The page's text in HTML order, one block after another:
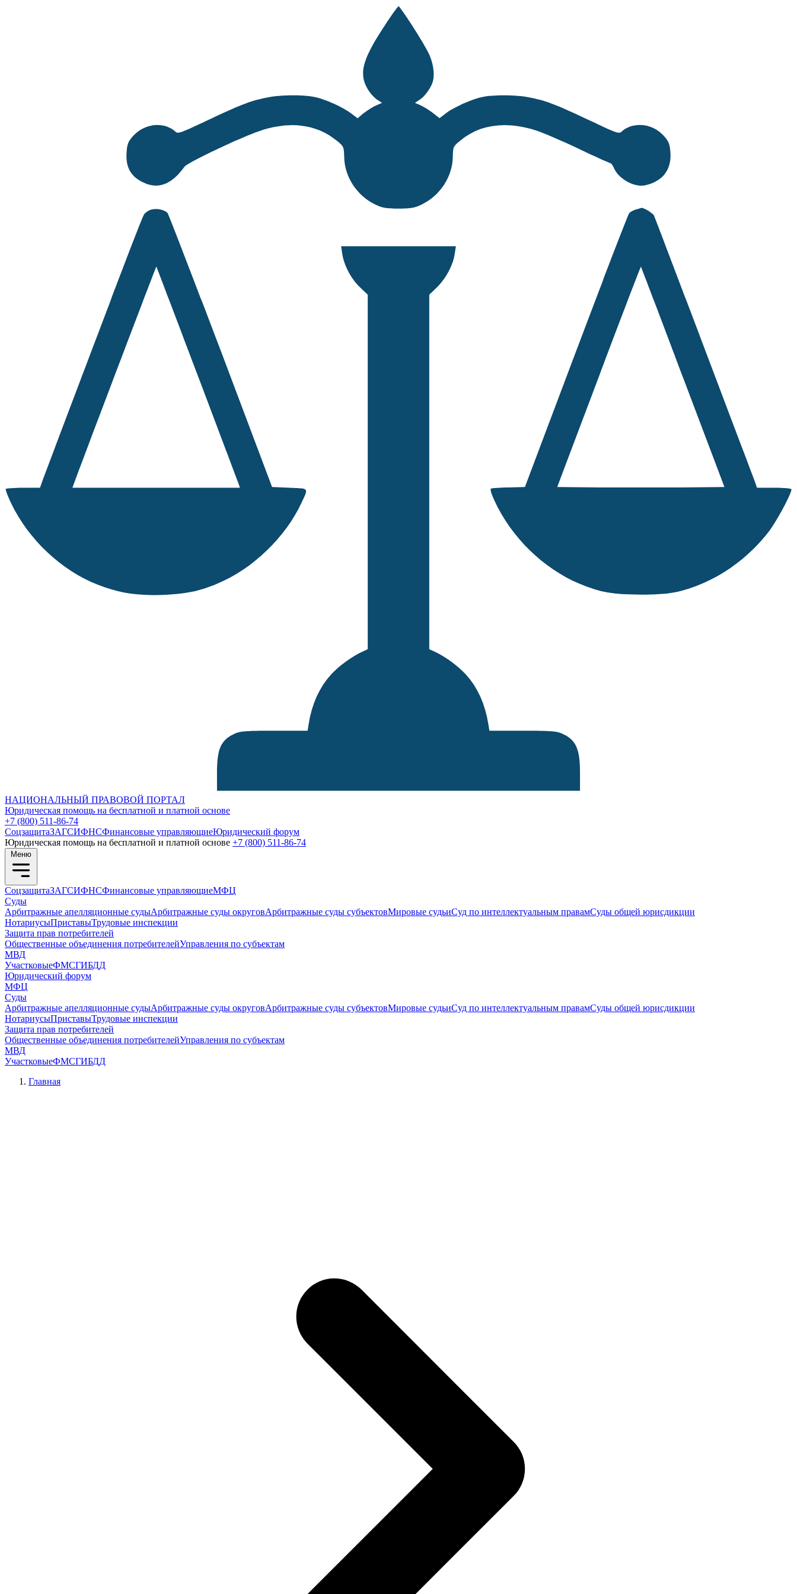
НАЦИОНАЛЬНЫЙ ПРАВОВОЙ ПОРТАЛ
Юридическая помощь на бесплатной и платной основе
+7 (800) 511-86-74
СоцзащитаЗАГСИФНСФинансовые управляющиеЮридический форум
Юридическая помощь на бесплатной и платной основе +7 (800) 511-86-74
Меню
СоцзащитаЗАГСИФНСФинансовые управляющиеМФЦ
Суды
Арбитражные апелляционные судыАрбитражные суды округовАрбитражные суды субъектовМировые судьиСуд по интеллектуальным правамСуды общей юрисдикции
НотариусыПриставыТрудовые инспекции
Защита прав потребителей
Общественные объединения потребителейУправления по субъектам
МВД
УчастковыеФМСГИБДД
Юридический форум
МФЦ
Суды
Арбитражные апелляционные судыАрбитражные суды округовАрбитражные суды субъектовМировые судьиСуд по интеллектуальным правамСуды общей юрисдикции
НотариусыПриставыТрудовые инспекции
Защита прав потребителей
Общественные объединения потребителейУправления по субъектам
МВД
УчастковыеФМСГИБДД
Главная